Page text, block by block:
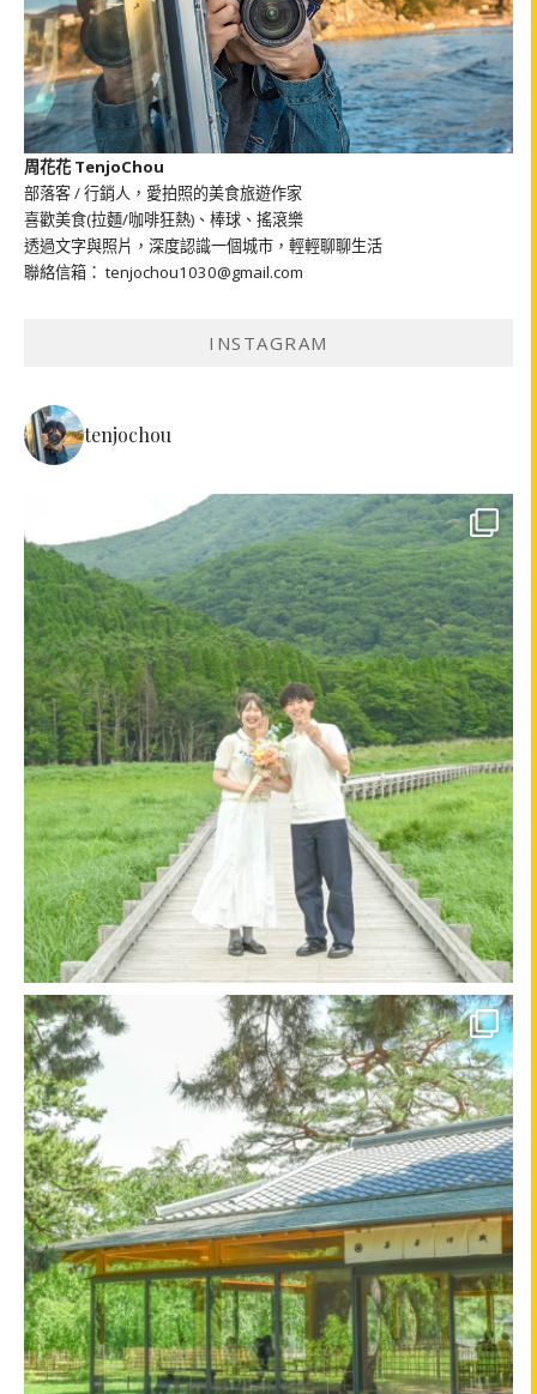
周花花 TenjoChou
部落客 / 行銷人，愛拍照的美食旅遊作家
喜歡美食(拉麵/咖啡狂熱)、棒球、搖滾樂
透過文字與照片，深度認識一個城市，輕輕聊聊生活
聯絡信箱： tenjochou1030@gmail.com
INSTAGRAM
tenjochou